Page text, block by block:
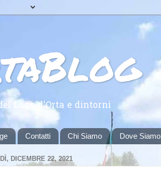
Lago d'Orta e dintorni
Contatti Chi Siamo Dove Siamo
DICEMBRE 22, 2021